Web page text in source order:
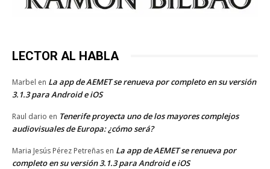
LECTOR AL HABLA
Marbel en La app de AEMET se renueva por completo en su versión
3.1.3 para Android e iOS
Raul dario en Tenerife proyecta uno de los mayores complejos
audiovisuales de Europa: ¿cómo será?
Maria Jesús Pérez Petreñas en La app de AEMET se renueva por
completo en su versión 3.1.3 para Android e iOS